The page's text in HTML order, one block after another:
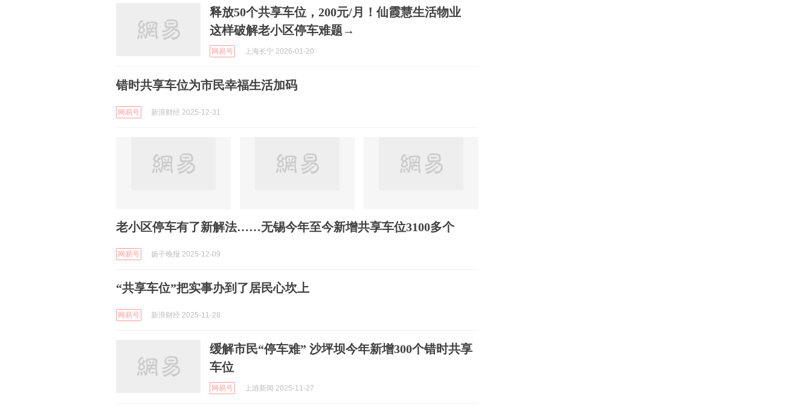
释放50个共享车位，200元/月！仙霞慧生活物业
这样破解老小区停车难题→
网易号 上海长宁 2026-01-20
错时共享车位为市民幸福生活加码
网易号 新浪财经 2025-12-31
老小区停车有了新解法……无锡今年至今新增共享车位3100多个
网易号 扬子晚报 2025-12-09
“共享车位”把实事办到了居民心坎上
网易号 新浪财经 2025-11-28
缓解市民“停车难” 沙坪坝今年新增300个错时共享
车位
网易号 上游新闻 2025-11-27